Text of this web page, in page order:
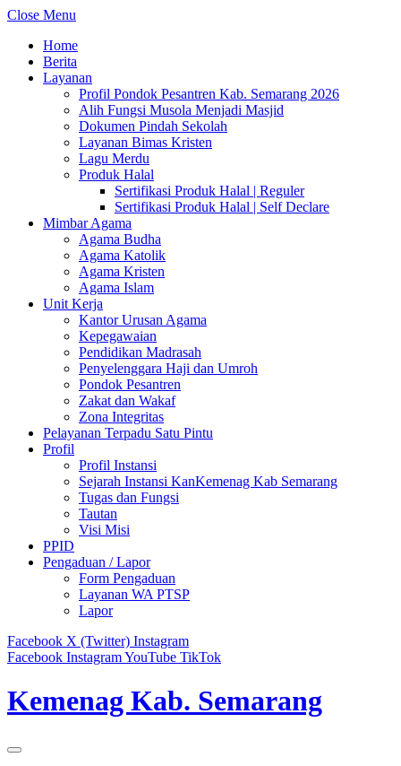
Close Menu
Home
Berita
Layanan
Profil Pondok Pesantren Kab. Semarang 2026
Alih Fungsi Musola Menjadi Masjid
Dokumen Pindah Sekolah
Layanan Bimas Kristen
Lagu Merdu
Produk Halal
Sertifikasi Produk Halal | Reguler
Sertifikasi Produk Halal | Self Declare
Mimbar Agama
Agama Budha
Agama Katolik
Agama Kristen
Agama Islam
Unit Kerja
Kantor Urusan Agama
Kepegawaian
Pendidikan Madrasah
Penyelenggara Haji dan Umroh
Pondok Pesantren
Zakat dan Wakaf
Zona Integritas
Pelayanan Terpadu Satu Pintu
Profil
Profil Instansi
Sejarah Instansi KanKemenag Kab Semarang
Tugas dan Fungsi
Tautan
Visi Misi
PPID
Pengaduan / Lapor
Form Pengaduan
Layanan WA PTSP
Lapor
Facebook X (Twitter) Instagram
Facebook InstagramYouTube TikTok
Kemenag Kab. Semarang